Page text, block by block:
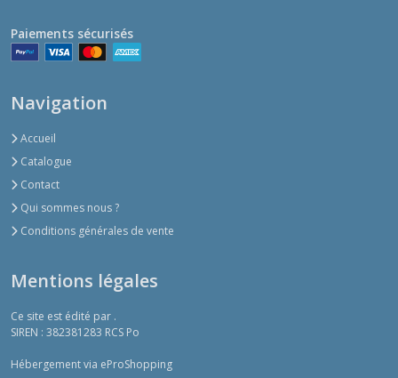
Paiements sécurisés
Navigation
Accueil
Catalogue
Contact
Qui sommes nous ?
Conditions générales de vente
Mentions légales
Ce site est édité par .
SIREN : 382381283 RCS Po
Hébergement via eProShopping